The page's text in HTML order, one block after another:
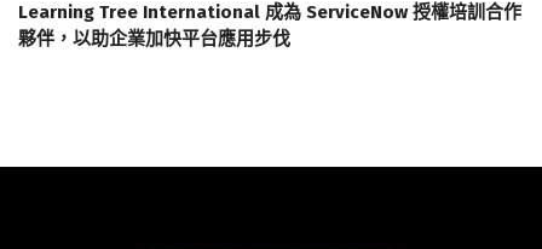
Learning Tree International 成為 ServiceNow 授權培訓合作
夥伴，以助企業加快平台應用步伐